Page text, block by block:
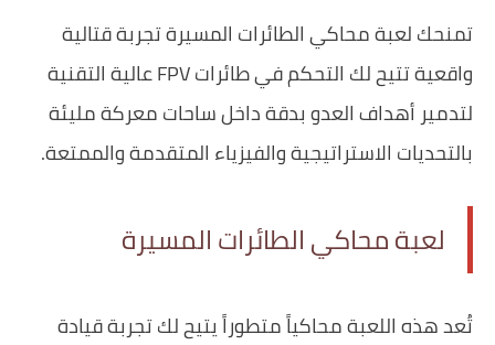
تمنحك لعبة محاكي الطائرات المسيرة تجربة قتالية
واقعية تتيح لك التحكم في طائرات FPV عالية التقنية
لتدمير أهداف العدو بدقة داخل ساحات معركة مليئة
بالتحديات الاستراتيجية والفيزياء المتقدمة والممتعة.
لعبة محاكي الطائرات المسيرة
تُعد هذه اللعبة محاكياً متطوراً يتيح لك تجربة قيادة